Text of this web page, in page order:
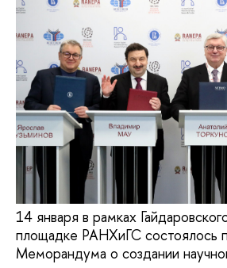
14 января в рамках
площадке РАНХиГС состоялось
Меморандума о создании